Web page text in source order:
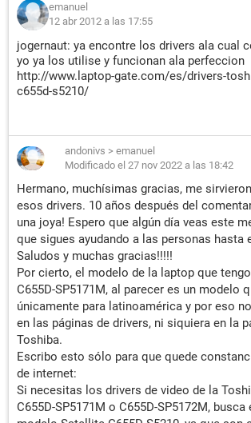
emanuel
12 abr 2012 a las 17:55
jogernaut: ya encontre los drivers ala cual
yo ya los utilise y funcionan ala perfeccion
http://www.laptop-gate.com/es/drivers-
c655d-s5210/
andonivs > emanuel
Modificado el 27 nov 2022 a las 18:42
Hermano, muchísimas gracias, me
esos drivers. 10 años después del
una joya! Espero que algún día veas este
que sigues ayudando a las personas hasta
Saludos y muchas gracias!!!!!
Por cierto, el modelo de la laptop que
C655D-SP5171M, al parecer es un modelo
únicamente para latinoamérica y por eso
en las páginas de drivers, ni siquiera en la
Toshiba.
Escribo esto sólo para que quede
de internet:
Si necesitas los drivers de video de la
C655D-SP5171M o C655D-SP5172M,